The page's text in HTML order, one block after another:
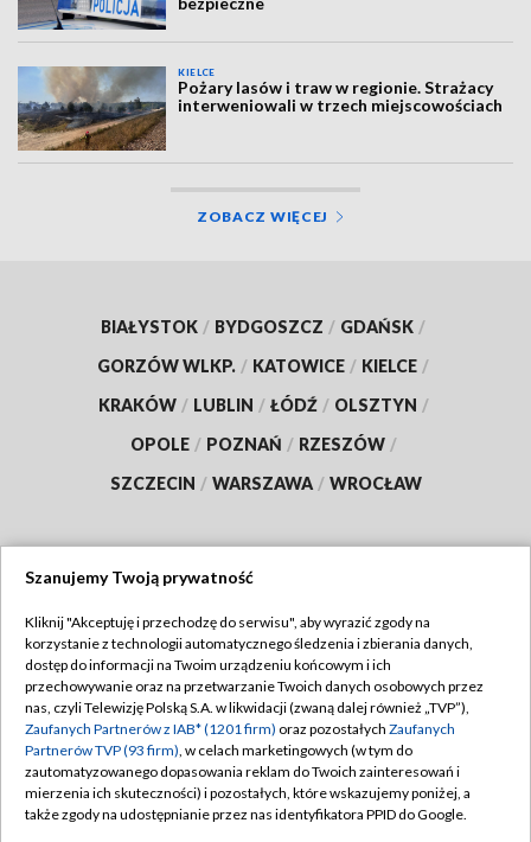
KIELCE
Pożary lasów i traw w regionie. Strażacy
interweniowali w trzech miejscowościach
ZOBACZ WIĘCEJ
BIAŁYSTOK / BYDGOSZCZ / GDAŃSK /
GORZÓW WLKP. / KATOWICE / KIELCE /
KRAKÓW / LUBLIN / ŁÓDŹ / OLSZTYN /
OPOLE / POZNAŃ / RZESZÓW /
SZCZECIN / WARSZAWA / WROCŁAW
TVP
Abonament TVP
Emisja w TVP
Centrum informacji TVP
Naziemna Telewizja Cyfrowa
Regulamin TVP
Polityka prywatności
Moje zgody
Pomoc
Szanujemy Twoją prywatność
Kliknij "Akceptuję i przechodzę do serwisu", aby wyrazić zgody na
korzystanie z technologii automatycznego śledzenia i zbierania danych,
dostęp do informacji na Twoim urządzeniu końcowym i ich
przechowywanie oraz na przetwarzanie Twoich danych osobowych przez
nas, czyli Telewizję Polską S.A. w likwidacji (zwaną dalej również „TVP”),
Zaufanych Partnerów z IAB* (1201 firm) oraz pozostałych Zaufanych
Partnerów TVP (93 firm), w celach marketingowych (w tym do
zautomatyzowanego dopasowania reklam do Twoich zainteresowań i
mierzenia ich skuteczności) i pozostałych, które wskazujemy poniżej, a
także zgody na udostępnianie przez nas identyfikatora PPID do Google.